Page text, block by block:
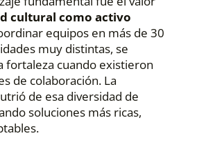
cultural como activo
equipos en más de 30
muy distintas, se
fortaleza cuando existieron
de colaboración. La
de esa diversidad de
soluciones más ricas,